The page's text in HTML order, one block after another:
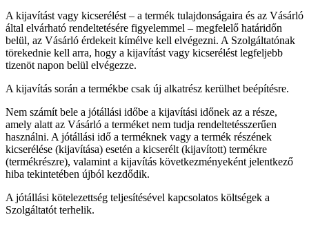
A kijavítást vagy kicserélést – a termék tulajdonságaira és az Vásárló
által elvárható rendeltetésére figyelemmel – megfelelő határidőn
belül, az Vásárló érdekeit kímélve kell elvégezni. A Szolgáltatónak
törekednie kell arra, hogy a kijavítást vagy kicserélést legfeljebb
tizenöt napon belül elvégezze.
A kijavítás során a termékbe csak új alkatrész kerülhet beépítésre.
Nem számít bele a jótállási időbe a kijavítási időnek az a része,
amely alatt az Vásárló a terméket nem tudja rendeltetésszerűen
használni. A jótállási idő a terméknek vagy a termék részének
kicserélése (kijavítása) esetén a kicserélt (kijavított) termékre
(termékrészre), valamint a kijavítás következményeként jelentkező
hiba tekintetében újból kezdődik.
A jótállási kötelezettség teljesítésével kapcsolatos költségek a
Szolgáltatót terhelik.